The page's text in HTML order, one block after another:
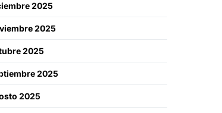
2025
2025
2025
2025
2025